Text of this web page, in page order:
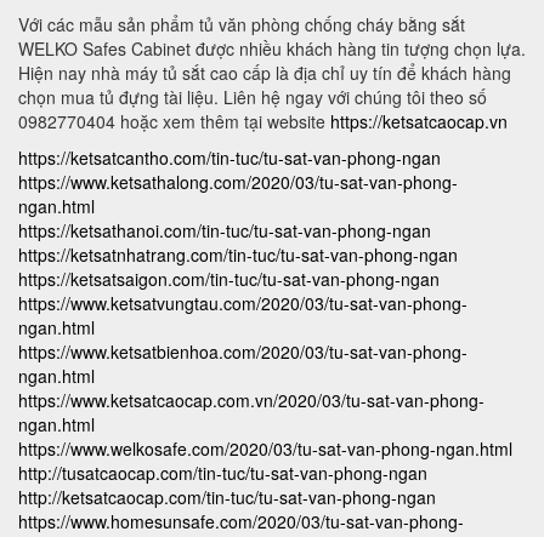
Với các mẫu sản phẩm tủ văn phòng chống cháy bằng sắt
WELKO Safes Cabinet được nhiều khách hàng tin tượng chọn lựa.
Hiện nay nhà máy tủ sắt cao cấp là địa chỉ uy tín để khách hàng
chọn mua tủ đựng tài liệu. Liên hệ ngay với chúng tôi theo số
0982770404 hoặc xem thêm tại website https://ketsatcaocap.vn
https://ketsatcantho.com/tin-tuc/tu-sat-van-phong-ngan
https://www.ketsathalong.com/2020/03/tu-sat-van-phong-
ngan.html
https://ketsathanoi.com/tin-tuc/tu-sat-van-phong-ngan
https://ketsatnhatrang.com/tin-tuc/tu-sat-van-phong-ngan
https://ketsatsaigon.com/tin-tuc/tu-sat-van-phong-ngan
https://www.ketsatvungtau.com/2020/03/tu-sat-van-phong-
ngan.html
https://www.ketsatbienhoa.com/2020/03/tu-sat-van-phong-
ngan.html
https://www.ketsatcaocap.com.vn/2020/03/tu-sat-van-phong-
ngan.html
https://www.welkosafe.com/2020/03/tu-sat-van-phong-ngan.html
http://tusatcaocap.com/tin-tuc/tu-sat-van-phong-ngan
http://ketsatcaocap.com/tin-tuc/tu-sat-van-phong-ngan
https://www.homesunsafe.com/2020/03/tu-sat-van-phong-